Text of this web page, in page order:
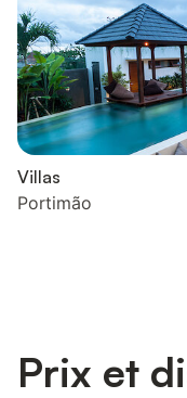
Villas
Portimão
Prix et